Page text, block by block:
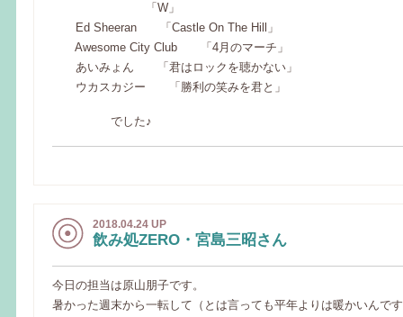
「W」
Ed Sheeran 「Castle On The Hill」
Awesome City Club 「4月のマーチ」
あいみょん 「君はロックを聴かない」
ウカスカジー 「勝利の笑みを君と」
でした♪
2018.04.24 UP
飲み処ZERO・宮島三昭さん
今日の担当は原山朋子です。
暑かった週末から一転して（とは言っても平年よりは暖かいんで